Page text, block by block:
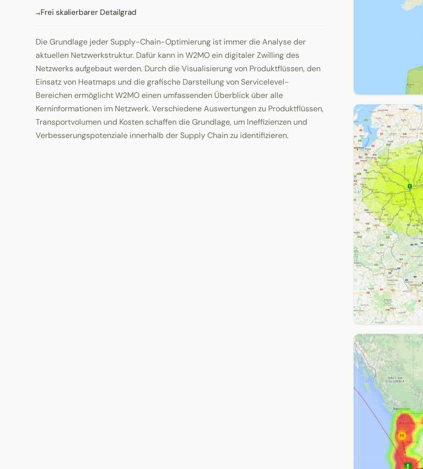
Frei skalierbarer Detailgrad
Die Grundlage jeder Supply-Chain-Optimierung ist immer die Analyse der
aktuellen Netzwerkstruktur. Dafür kann in W2MO ein digitaler Zwilling des
Netzwerks aufgebaut werden. Durch die Visualisierung von Produktflüssen, den
Einsatz von Heatmaps und die grafische Darstellung von Servicelevel-
Bereichen ermöglicht W2MO einen umfassenden Überblick über alle
Kerninformationen im Netzwerk. Verschiedene Auswertungen zu Produktflüssen,
Transportvolumen und Kosten schaffen die Grundlage, um Ineffizienzen und
Verbesserungspotenziale innerhalb der Supply Chain zu identifizieren.